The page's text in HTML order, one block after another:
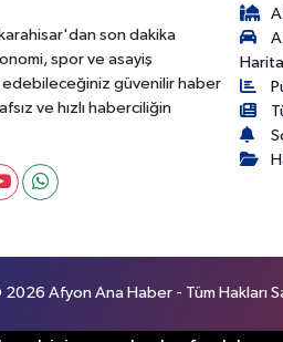
son dakika
spor ve asayiş
güvenilir haber
ve hızlı haberciliğin
Afyon Ana Haber - Tüm Hakları